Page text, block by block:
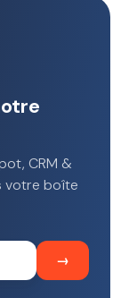
CRM &
votre boîte